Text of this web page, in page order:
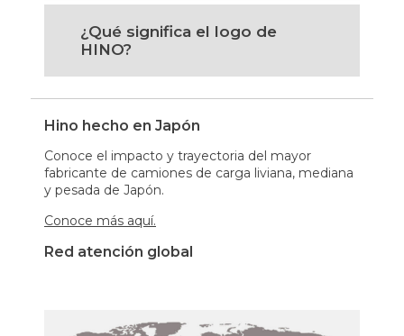
¿Qué significa el logo de
HINO?
Hino hecho en Japón
Conoce el impacto y trayectoria del mayor
fabricante de camiones de carga liviana, mediana
y pesada de Japón.
Conoce más aquí.
Red atención global